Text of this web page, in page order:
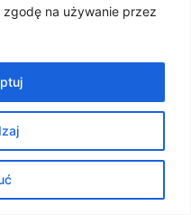
zgodę na używanie przez
fotografii ostrzą […]
| Obsługiwane przez